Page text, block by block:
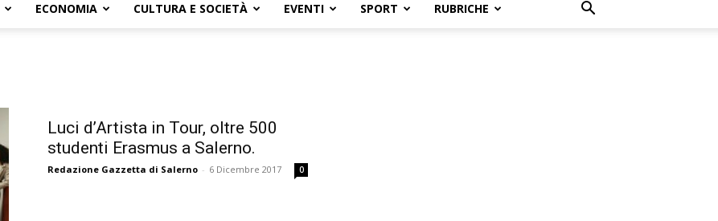
ECONOMIA CULTURA E SOCIETÀ EVENTI SPORT RUBRICHE
Luci d’Artista in Tour, oltre 500
studenti Erasmus a Salerno.
Redazione Gazzetta di Salerno - 6 Dicembre 2017 0